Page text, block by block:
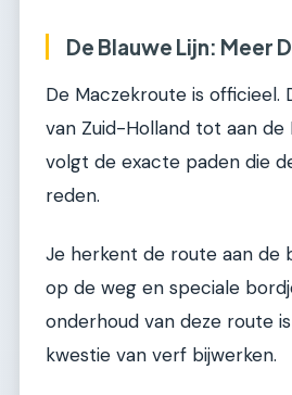
De Blauwe Lijn: Meer
De Maczekroute is officieel.
van Zuid-Holland tot aan de
volgt de exacte paden die
reden.
Je herkent de route aan de
op de weg en speciale
onderhoud van deze route
kwestie van verf bijwerken.